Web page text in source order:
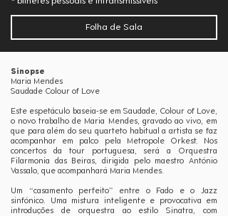
Folha de Sala
Sinopse
Maria Mendes
Saudade Colour of Love
Este espetáculo baseia-se em Saudade, Colour of Love,
o novo trabalho de Maria Mendes, gravado ao vivo, em
que para além do seu quarteto habitual a artista se faz
acompanhar em palco pela Metropole Orkest. Nos
concertos da tour portuguesa, será a Orquestra
Filarmonia das Beiras, dirigida pelo maestro António
Vassalo, que acompanhará Maria Mendes.
Um “casamento perfeito” entre o Fado e o Jazz
sinfónico. Uma mistura inteligente e provocativa em
introduções de orquestra ao estilo Sinatra, com